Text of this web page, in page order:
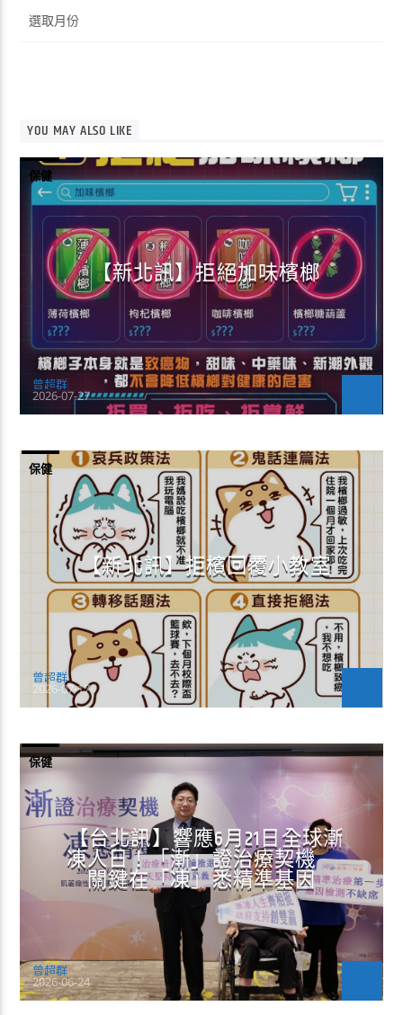
整
YOU MAY ALSO LIKE
保健
【新北訊】拒絕加味檳榔
曾超群
2026-07-27
保健
【新北訊】拒檳回覆小教室
曾超群
2026-07-17
保健
【台北訊】響應6月21日全球漸
凍人日！「漸」證治療契機
關鍵在「凍」悉精準基因
曾超群
2026-06-24